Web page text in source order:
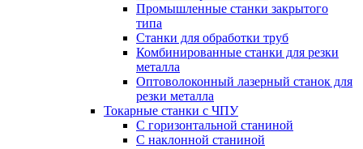
Промышленные станки закрытого
типа
Станки для обработки труб
Комбинированные станки для резки
металла
Оптоволоконный лазерный станок для
резки металла
Токарные станки с ЧПУ
С горизонтальной станиной
С наклонной станиной